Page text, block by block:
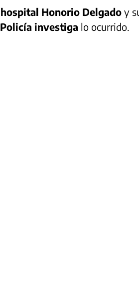
hospital Honorio Delgado y
Policía investiga lo ocurrido.